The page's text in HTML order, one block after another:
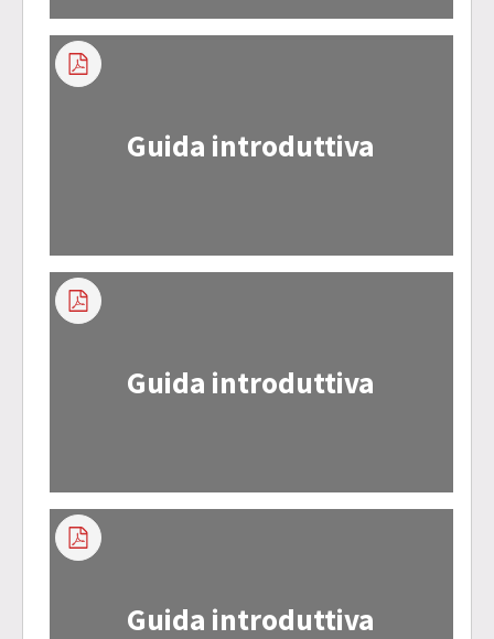
Guida introduttiva
Guida introduttiva
Guida introduttiva